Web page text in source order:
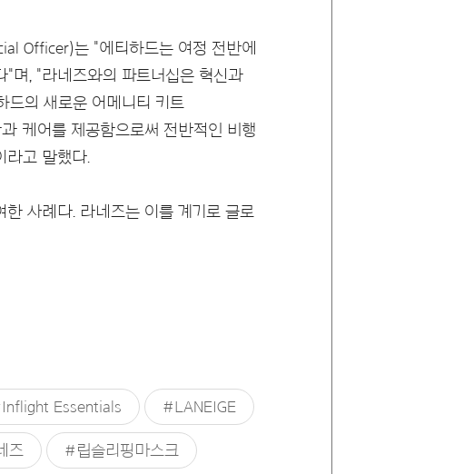
Officer)는 "에티하드는 여정 전반에
"며, "라네즈와의 파트너십은 혁신과
드의 새로운 어메니티 키트
케어를 제공함으로써 전반적인 비행
라고 말했다.
사례다. 라네즈는 이를 계기로 글로
Essentials #LANEIGE
즈 #립슬리핑마스크